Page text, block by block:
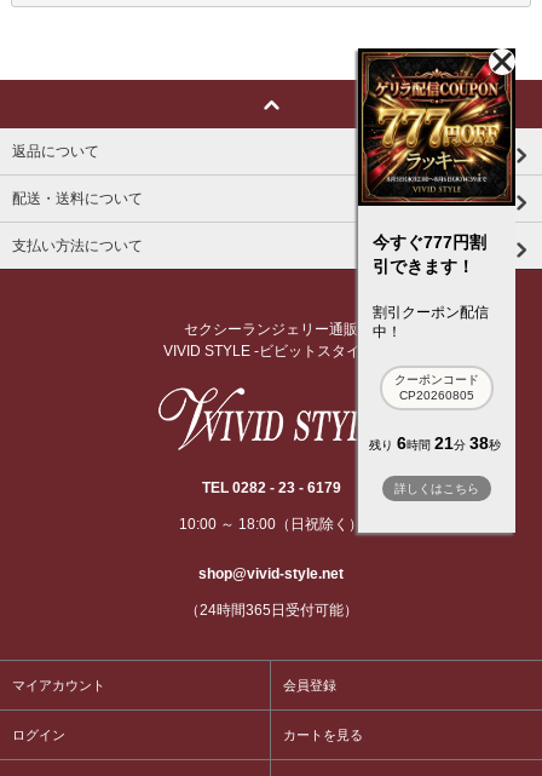
返品について
配送・送料について
支払い方法について
セクシーランジェリー通販
VIVID STYLE -ビビットスタイル-
TEL 0282 - 23 - 6179
10:00 ～ 18:00（日祝除く）
shop@vivid-style.net
（24時間365日受付可能）
マイアカウント 会員登録
ログイン カートを見る
今すぐ777円割
引できます！
割引クーポン配信
中！
クーポンコード
CP20260805
残り 6時間 21分 37秒
詳しくはこちら